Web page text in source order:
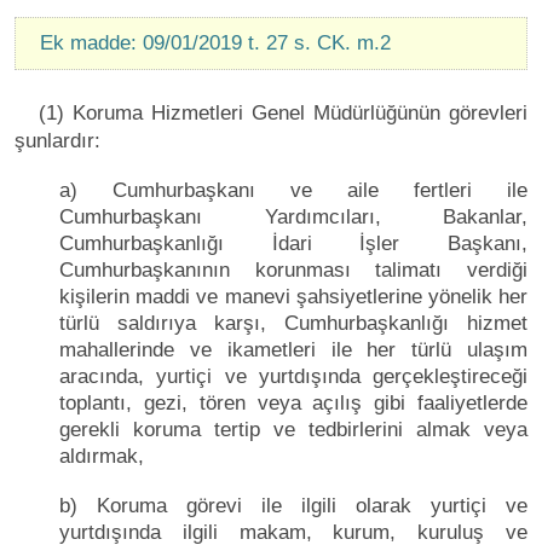
Ek madde: 09/01/2019 t. 27 s. CK. m.2
(1) Koruma Hizmetleri Genel Müdürlüğünün görevleri
şunlardır:
a) Cumhurbaşkanı ve aile fertleri ile
Cumhurbaşkanı Yardımcıları, Bakanlar,
Cumhurbaşkanlığı İdari İşler Başkanı,
Cumhurbaşkanının korunması talimatı verdiği
kişilerin maddi ve manevi şahsiyetlerine yönelik her
türlü saldırıya karşı, Cumhurbaşkanlığı hizmet
mahallerinde ve ikametleri ile her türlü ulaşım
aracında, yurtiçi ve yurtdışında gerçekleştireceği
toplantı, gezi, tören veya açılış gibi faaliyetlerde
gerekli koruma tertip ve tedbirlerini almak veya
aldırmak,
b) Koruma görevi ile ilgili olarak yurtiçi ve
yurtdışında ilgili makam, kurum, kuruluş ve